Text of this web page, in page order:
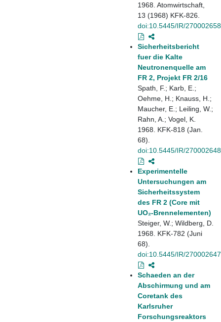
1968. Atomwirtschaft,
13 (1968) KFK-826.
doi:10.5445/IR/270002658
Sicherheitsbericht
fuer die Kalte
Neutronenquelle am
FR 2, Projekt FR 2/16
Spath, F.; Karb, E.;
Oehme, H.; Knauss, H.;
Maucher, E.; Leiling, W.;
Rahn, A.; Vogel, K.
1968. KFK-818 (Jan.
68).
doi:10.5445/IR/270002648
Experimentelle
Untersuchungen am
Sicherheitssystem
des FR 2 (Core mit
UO₂-Brennelementen)
Steiger, W.; Wildberg, D.
1968. KFK-782 (Juni
68).
doi:10.5445/IR/270002647
Schaeden an der
Abschirmung und am
Coretank des
Karlsruher
Forschungsreaktors